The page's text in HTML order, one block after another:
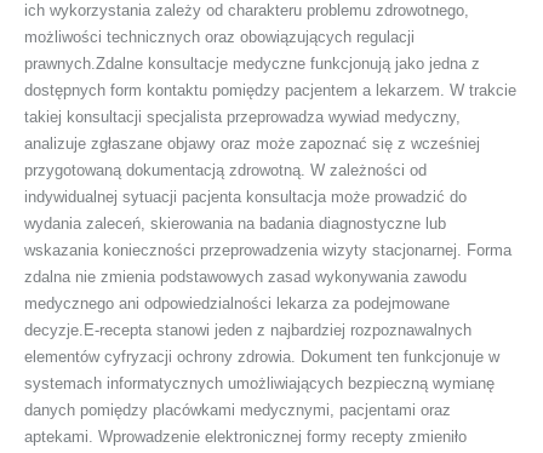
ich wykorzystania zależy od charakteru problemu zdrowotnego,
możliwości technicznych oraz obowiązujących regulacji
prawnych.Zdalne konsultacje medyczne funkcjonują jako jedna z
dostępnych form kontaktu pomiędzy pacjentem a lekarzem. W trakcie
takiej konsultacji specjalista przeprowadza wywiad medyczny,
analizuje zgłaszane objawy oraz może zapoznać się z wcześniej
przygotowaną dokumentacją zdrowotną. W zależności od
indywidualnej sytuacji pacjenta konsultacja może prowadzić do
wydania zaleceń, skierowania na badania diagnostyczne lub
wskazania konieczności przeprowadzenia wizyty stacjonarnej. Forma
zdalna nie zmienia podstawowych zasad wykonywania zawodu
medycznego ani odpowiedzialności lekarza za podejmowane
decyzje.E-recepta stanowi jeden z najbardziej rozpoznawalnych
elementów cyfryzacji ochrony zdrowia. Dokument ten funkcjonuje w
systemach informatycznych umożliwiających bezpieczną wymianę
danych pomiędzy placówkami medycznymi, pacjentami oraz
aptekami. Wprowadzenie elektronicznej formy recepty zmieniło